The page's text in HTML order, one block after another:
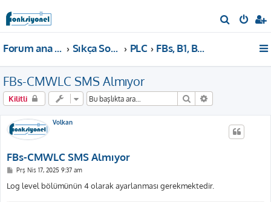
r
Forum ana sayfa Sıkça Sorulan Sorular PLC FBs, B1, B1z, HB1 PLC
FBs-CMWLC SMS Almıyor
Kilitli Ara
Volkan
FBs-CMWLC SMS Almıyor
M
s
a
Prş Nis 17, 2025 9:37 am
Log level bölümünün 4 olarak ayarlanması gerekmektedir.